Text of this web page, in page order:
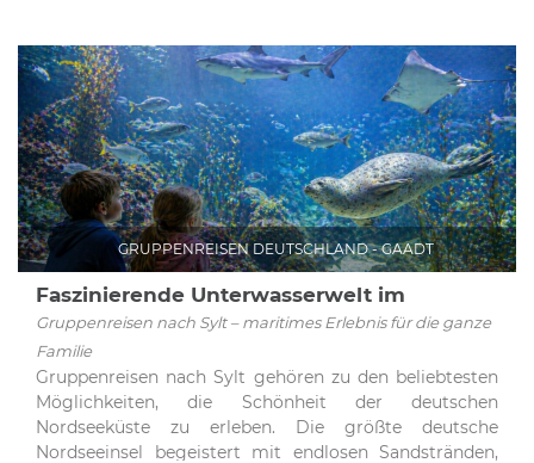
GRUPPENREISEN DEUTSCHLAND - GAADT
Faszinierende Unterwasserwelt im
Sylt-Aquarium
Gruppenreisen nach Sylt – maritimes Erlebnis für die ganze
Familie
Gruppenreisen nach Sylt gehören zu den beliebtesten
Möglichkeiten, die Schönheit der deutschen
Nordseeküste zu erleben. Die größte deutsche
Nordseeinsel begeistert mit endlosen Sandstränden,